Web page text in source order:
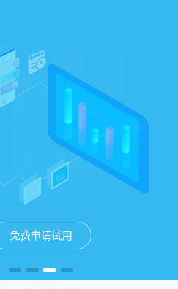
免费申请试用
免费申请试用
免费申请试用
免费申请试用